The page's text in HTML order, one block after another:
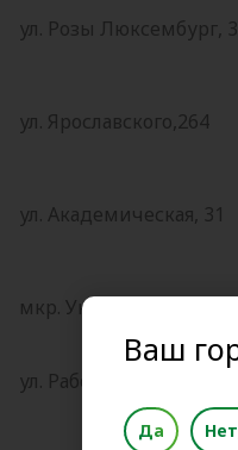
ул. Розы Люксембург,
ул. Ярославского,264
ул. Академическая, 31
мкр. Университетский,
ул. Рабочего штаба, 30
Ваш
Да